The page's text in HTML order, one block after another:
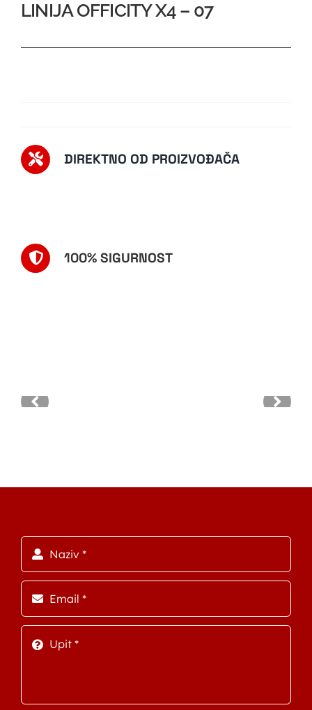
LINIJA OFFICITY X4 – 07
DIREKTNO OD PROIZVOĐAČA
100% SIGURNOST